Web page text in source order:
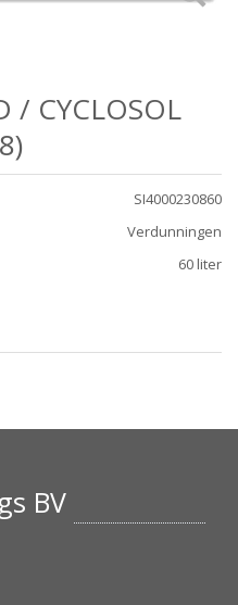
/ CYCLOSOL
SI4000230860
Verdunningen
60 liter
BV